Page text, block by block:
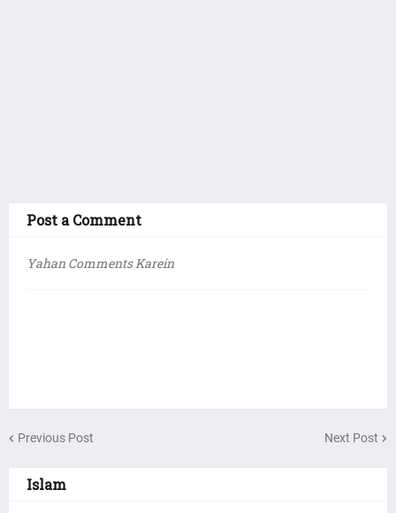
Post a Comment
Yahan Comments Karein
Previous Post Next Post
Islam